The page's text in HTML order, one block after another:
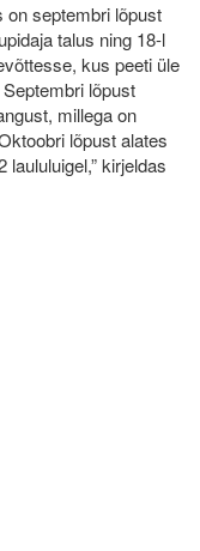
on septembri lõpust
talus ning 18-l
kus peeti üle
lõpust
millega on
lõpust alates
kirjeldas